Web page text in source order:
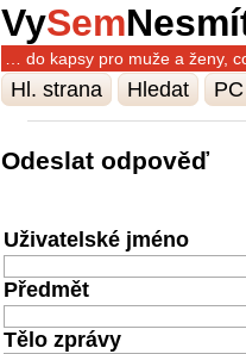
VySem
… do kapsy pro muže a ženy,
Hl. strana Hledat
Odeslat odpověď
Uživatelské jméno
Předmět
Tělo zprávy